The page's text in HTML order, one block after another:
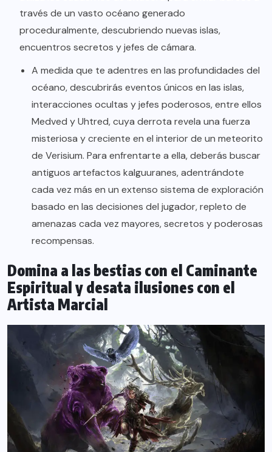
través de un vasto océano generado
proceduralmente, descubriendo nuevas islas,
encuentros secretos y jefes de cámara.
A medida que te adentres en las profundidades del
océano, descubrirás eventos únicos en las islas,
interacciones ocultas y jefes poderosos, entre ellos
Medved y Uhtred, cuya derrota revela una fuerza
misteriosa y creciente en el interior de un meteorito
de Verisium. Para enfrentarte a ella, deberás buscar
antiguos artefactos kalguuranes, adentrándote
cada vez más en un extenso sistema de exploración
basado en las decisiones del jugador, repleto de
amenazas cada vez mayores, secretos y poderosas
recompensas.
Domina a las bestias con el Caminante
Espiritual y desata ilusiones con el
Artista Marcial